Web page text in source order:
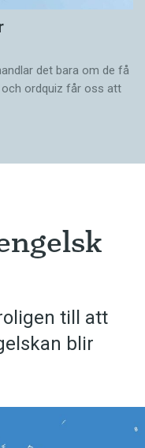
det bara om de få
och ordquiz får oss att
till att
blir